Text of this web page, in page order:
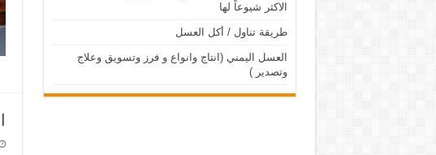
الاكثر شيوعاً لها
طريقة تناول / أكل العسل
العسل اليمني (انتاج وانواع و فرز وتسويق وعلاج
وتصدير )